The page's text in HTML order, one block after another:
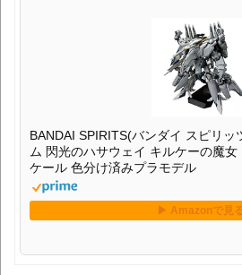
BANDAI SPIRITS(バンダイ スピリッ
ム 閃光のハサウェイ キルケーの魔女
ケール 色分け済みプラモデル